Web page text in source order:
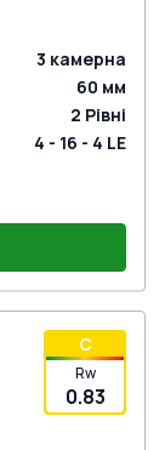
3 камерна
60 мм
2 Рівні
4 - 16 - 4 LE
C
Rw
0.83